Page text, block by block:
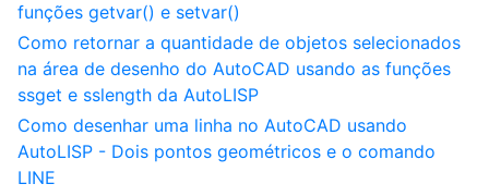
funções getvar() e setvar()
Como retornar a quantidade de objetos selecionados
na área de desenho do AutoCAD usando as funções
ssget e sslength da AutoLISP
Como desenhar uma linha no AutoCAD usando
AutoLISP - Dois pontos geométricos e o comando
LINE